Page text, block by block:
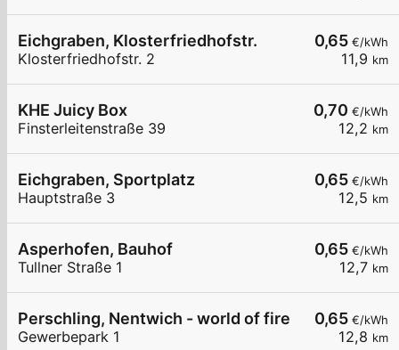
0,65 €/kWh
11,9 km
Eichgraben, Klosterfriedhofstr.
Klosterfriedhofstr. 2
0,70 €/kWh
12,2 km
KHE Juicy Box
Finsterleitenstraße 39
0,65 €/kWh
12,5 km
Eichgraben, Sportplatz
Hauptstraße 3
0,65 €/kWh
12,7 km
Asperhofen, Bauhof
Tullner Straße 1
0,65 €/kWh
12,8 km
Perschling, Nentwich - world of fire
Gewerbepark 1